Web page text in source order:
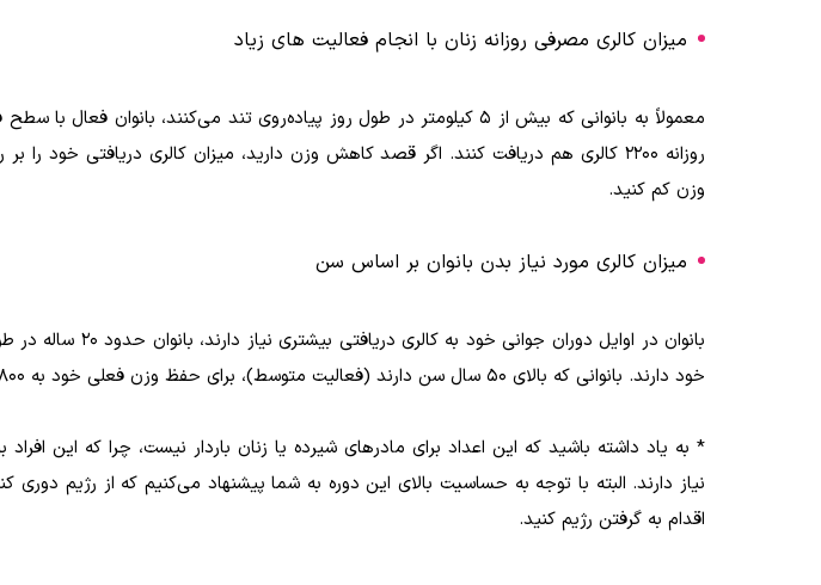
میزان کالری مصرفی روزانه زنان با انجام فعالیت‌ های زیاد
معمولاً به بانوانی که بیش از 5 کیلومتر در طول روز پیاده‌روی تند می‌کنند، بانوان
وزن کم کنید.
میزان کالری مورد نیاز بدن بانوان بر اساس سن
خود دارند. بانوانی که بالای 50 سال سن دارند (فعالیت متوسط)، برای حفظ وزن فعلی خود به 1800 کالری نیاز دارند.
* به یاد داشته باشید که این اعداد برای مادر‌های شیرده یا زنان باردار نیست، چرا که این
نیاز دارند. البته با توجه به حساسیت بالای این دوره به شما پیشنهاد می‌کنیم که از رژیم
اقدام به گرفتن رژیم کنید.